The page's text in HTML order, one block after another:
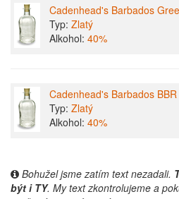
Cadenhead's Barbados
Typ: Zlatý
Alkohol: 40%
Cadenhead's Barbados
Typ: Zlatý
Alkohol: 40%
Bohužel jsme zatím text nezadali.
být i TY. My text zkontrolujeme a